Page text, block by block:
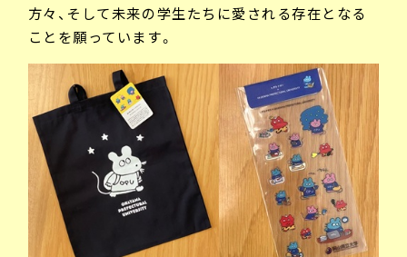
方々、そして未来の学生たちに愛される存在となる
ことを願っています。